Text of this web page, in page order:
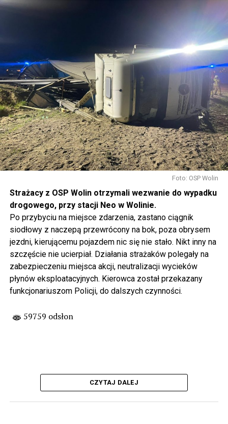
Foto: OSP Wolin
Strażacy z OSP Wolin otrzymali wezwanie do wypadku
drogowego, przy stacji Neo w Wolinie.
Po przybyciu na miejsce zdarzenia, zastano ciągnik
siodłowy z naczepą przewrócony na bok, poza obrysem
jezdni, kierującemu pojazdem nic się nie stało. Nikt inny na
szczęście nie ucierpiał. Działania strażaków polegały na
zabezpieczeniu miejsca akcji, neutralizacji wycieków
płynów eksploatacyjnych. Kierowca został przekazany
funkcjonariuszom Policji, do dalszych czynności.
59759 odsłon
CZYTAJ DALEJ